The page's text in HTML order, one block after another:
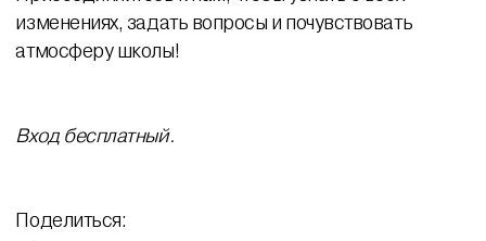
изменениях, задать вопросы и почувствовать
атмосферу школы!
Вход бесплатный.
Поделиться: